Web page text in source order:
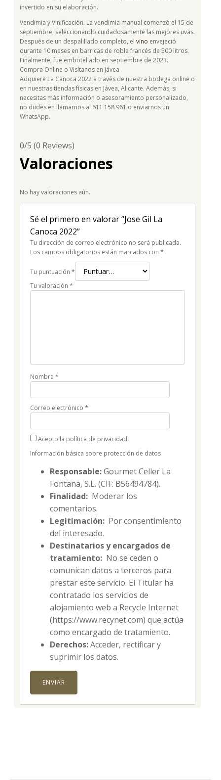
invertido en su elaboración.
Vendimia y Vinificación: La vendimia manual comenzó el 15 de
septiembre, seleccionando cuidadosamente las mejores uvas.
Después de un despalillado completo, el vino envejeció
durante 10 meses en barricas de roble francés de 500 litros.
Finalmente, fue embotellado en septiembre de 2023.
Compra Online o Visítanos en Jávea
Adquiere La Canoca 2022 a través de nuestra bodega online o
en nuestras tiendas físicas en Jávea, Alicante. Además, si
necesitas más información o asesoramiento personalizado,
no dudes en llamarnos al 611 158 961 o enviarnos un
WhatsApp.
0/5 (0 Reviews)
Valoraciones
No hay valoraciones aún.
Sé el primero en valorar “Jose Gil La
Canoca 2022”
Tu dirección de correo electrónico no será publicada.
Los campos obligatorios están marcados con *
Tu puntuación *
Tu valoración *
Nombre *
Correo electrónico *
Acepto la política de privacidad.
Información básica sobre protección de datos
Responsable:Gourmet Celler La
Fontana, S.L. (CIF: B56494784).
Finalidad: Moderar los
comentarios.
Legitimación: Por consentimiento
del interesado.
Destinatarios y encargados de
tratamiento: No se ceden o
comunican datos a terceros para
prestar este servicio. El Titular ha
contratado los servicios de
alojamiento web a Recycle Internet
(https://www.recynet.com) que actúa
como encargado de tratamiento.
Derechos:Acceder, rectificar y
suprimir los datos.